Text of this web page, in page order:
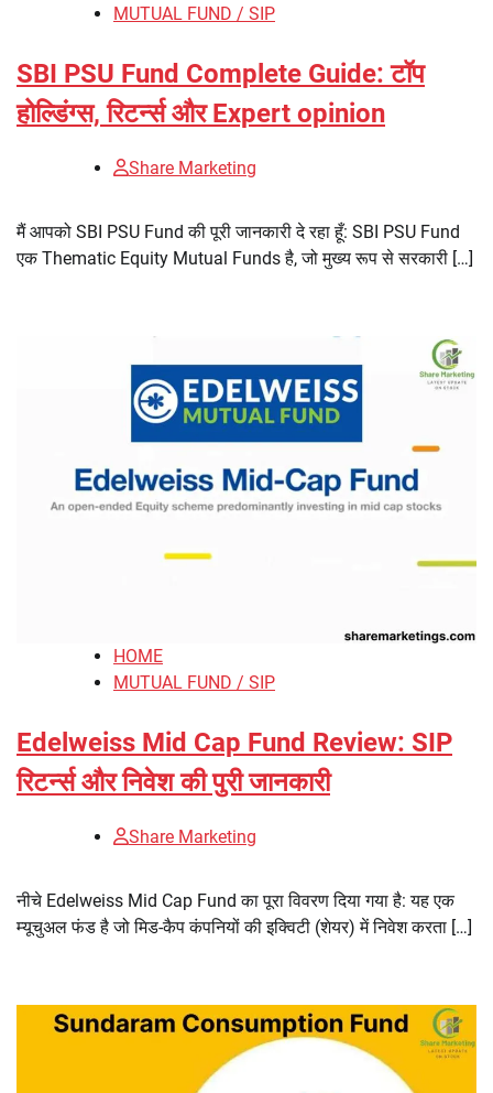
MUTUAL FUND / SIP
SBI PSU Fund Complete Guide: टॉप
होल्डिंग्स, रिटर्न्स और Expert opinion
Share Marketing
मैं आपको SBI PSU Fund की पूरी जानकारी दे रहा हूँ: SBI PSU Fund
एक Thematic Equity Mutual Funds है, जो मुख्य रूप से सरकारी […]
HOME
MUTUAL FUND / SIP
Edelweiss Mid Cap Fund Review: SIP
रिटर्न्स और निवेश की पुरी जानकारी
Share Marketing
नीचे Edelweiss Mid Cap Fund का पूरा विवरण दिया गया है: यह एक
म्यूचुअल फंड है जो मिड-कैप कंपनियों की इक्विटी (शेयर) में निवेश करता […]